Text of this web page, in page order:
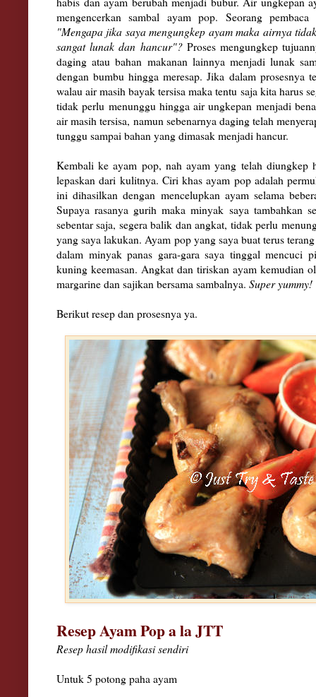
mengencerkan sambal ayam pop. Seorang pembaca
"Mengapa jika saya mengungkep ayammaka airnya
sangat lunak dan hancur"? Proses mengungkep
dagingatau bahan makanan lainnya menjadilunak
dengan bumbu hingga meresap. Jika dalam prosesnya
walau air masih bayak tersisamaka tentu saja kita harus
tidak perlu menunggu hingga air ungkepan menjadi
air masih tersisa, namun sebenarnya daging telah
tunggu sampai bahan yang dimasak menjadi hancur.
Kembali ke ayam pop, nahayam yang telah diungkep
lepaskan dari kulitnya. Ciri khas ayam pop adalah
ini dihasilkan dengan mencelupkan ayam selama
Supaya rasanya gurih maka minyak saya tambahkan se
sebentar saja, segera balik dan angkat, tidak perlu
yang saya lakukan. Ayam pop yang saya buatterus
dalam minyak panas gara-gara saya tinggal mencuci
kuning keemasan. Angkat dan tiriskan ayam kemudian
margarine dan sajikan bersama sambalnya. Super yummy!
Berikut resep dan prosesnya ya.
Resep Ayam Pop a la JTT
Resep hasil modifikasi sendiri
Untuk 5 potong paha ayam